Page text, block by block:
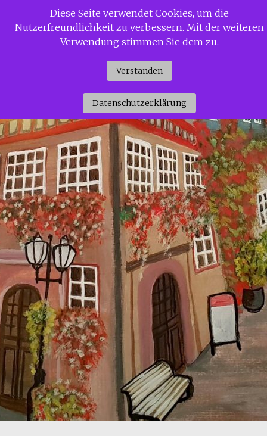
InhaltSiggi Gerdaus Welt
Diese Seite verwendet Cookies, um die
Nutzerfreundlichkeit zu verbessern. Mit der weiteren
Verwendung stimmen Sie dem zu.
Verstanden
Datenschutzerklärung